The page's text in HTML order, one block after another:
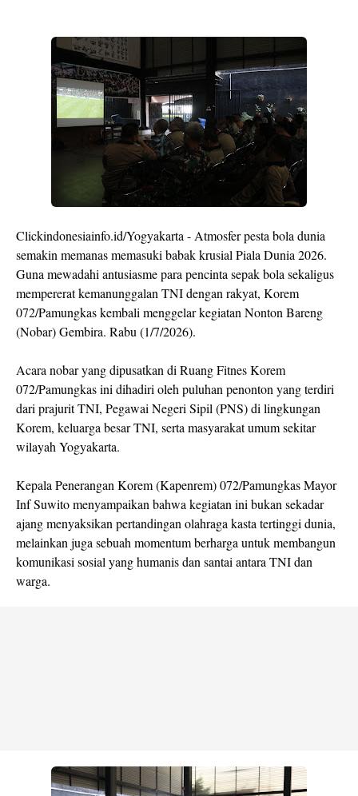
Clickindonesiainfo.id/Yogyakarta - Atmosfer pesta bola dunia
semakin memanas memasuki babak krusial Piala Dunia 2026.
Guna mewadahi antusiasme para pencinta sepak bola sekaligus
mempererat kemanunggalan TNI dengan rakyat, Korem
072/Pamungkas kembali menggelar kegiatan Nonton Bareng
(Nobar) Gembira. Rabu (1/7/2026).
​Acara nobar yang dipusatkan di Ruang Fitnes Korem
072/Pamungkas ini dihadiri oleh puluhan penonton yang terdiri
dari prajurit TNI, Pegawai Negeri Sipil (PNS) di lingkungan
Korem, keluarga besar TNI, serta masyarakat umum sekitar
wilayah Yogyakarta.
​Kepala Penerangan Korem (Kapenrem) 072/Pamungkas Mayor
Inf Suwito menyampaikan bahwa kegiatan ini bukan sekadar
ajang menyaksikan pertandingan olahraga kasta tertinggi dunia,
melainkan juga sebuah momentum berharga untuk membangun
komunikasi sosial yang humanis dan santai antara TNI dan
warga.